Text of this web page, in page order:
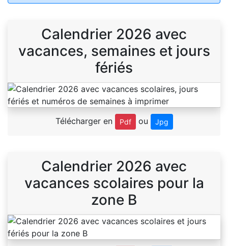
Calendrier 2026 avec
vacances, semaines et jours
fériés
Télécharger en Pdf ou Jpg
Calendrier 2026 avec
vacances scolaires pour la
zone B